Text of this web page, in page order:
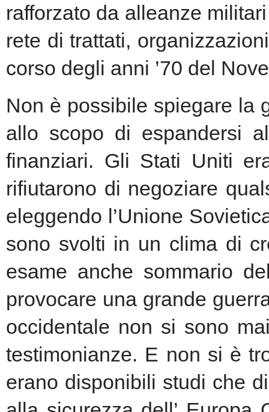
rafforzato da alleanze
rete di trattati,
corso degli anni ’70 del
Non è possibile spiegare la
allo scopo di espandersi
finanziari. Gli Stati Uniti
rifiutarono di negoziare
eleggendo l’Unione
sono svolti in un clima di
esame anche sommario
provocare una grande
occidentale non si sono
testimonianze. E non si è
erano disponibili studi che